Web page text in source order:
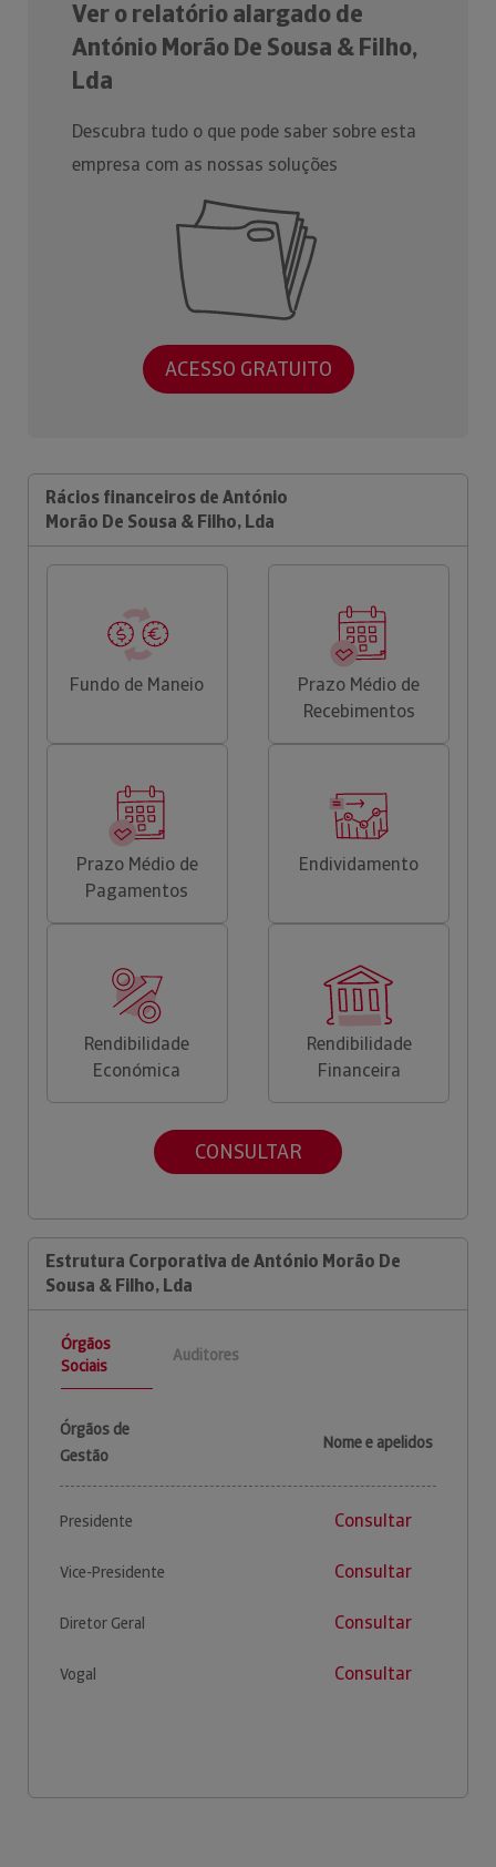
Ver o relatório alargado de
António Morão De Sousa & Filho,
Lda
Descubra tudo o que pode saber sobre esta
empresa com as nossas soluções
ACESSO GRATUITO
Rácios financeiros de António
Morão De Sousa & Filho, Lda
Fundo de Maneio
Prazo Médio de
Recebimentos
Prazo Médio de
Pagamentos
Endividamento
Rendibilidade
Económica
Rendibilidade
Financeira
CONSULTAR
Estrutura Corporativa de António Morão De
Sousa & Filho, Lda
Órgãos
Sociais
Auditores
Órgãos de
Gestão
Nome e apelidos
Presidente Consultar
Vice-Presidente Consultar
Diretor Geral Consultar
Vogal Consultar